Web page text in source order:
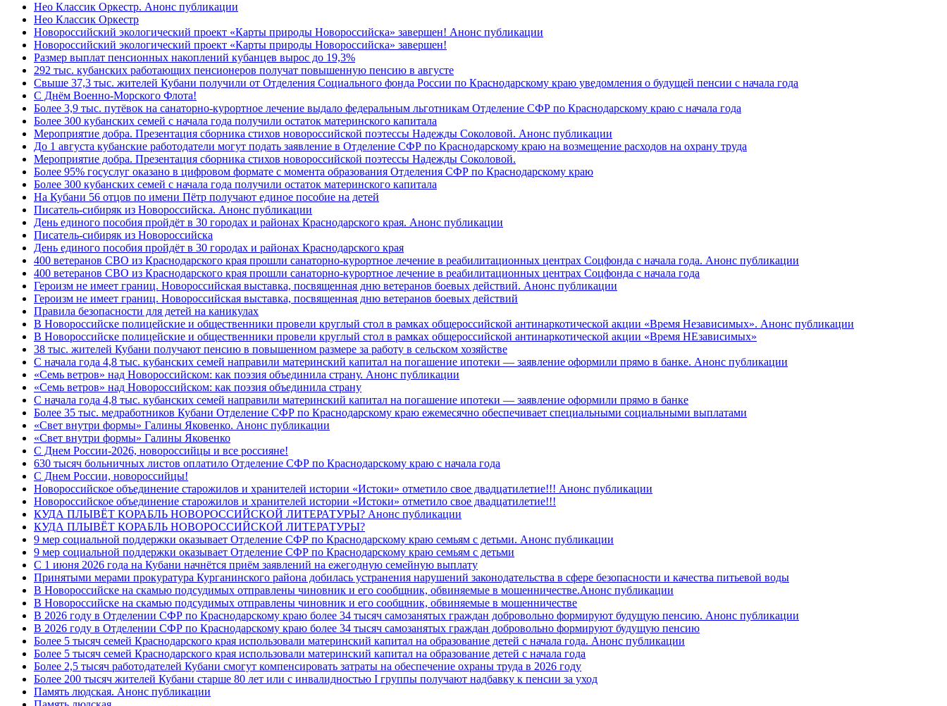
Нео Классик Оркестр. Анонс публикации
Нео Классик Оркестр
Новороссийский экологический проект «Карты природы Новороссийска» завершен! Анонс публикации
Новороссийский экологический проект «Карты природы Новороссийска» завершен!
Размер выплат пенсионных накоплений кубанцев вырос до 19,3%
292 тыс. кубанских работающих пенсионеров получат повышенную пенсию в августе
Свыше 37,3 тыс. жителей Кубани получили от Отделения Социального фонда России по Краснодарскому краю уведомления о будущей пенсии с начала года
C Днём Военно-Морского Флота!
Более 3,9 тыс. путёвок на санаторно-курортное лечение выдало федеральным льготникам Отделение СФР по Краснодарскому краю с начала года
Более 300 кубанских семей с начала года получили остаток материнского капитала
Мероприятие добра. Презентация сборника стихов новороссийской поэтессы Надежды Соколовой. Анонс публикации
До 1 августа кубанские работодатели могут подать заявление в Отделение СФР по Краснодарскому краю на возмещение расходов на охрану труда
Мероприятие добра. Презентация сборника стихов новороссийской поэтессы Надежды Соколовой.
Более 95% госуслуг оказано в цифровом формате с момента образования Отделения СФР по Краснодарскому краю
Более 300 кубанских семей с начала года получили остаток материнского капитала
На Кубани 56 отцов по имени Пётр получают единое пособие на детей
Писатель-сибиряк из Новороссийска. Анонс публикации
День единого пособия пройдёт в 30 городах и районах Краснодарского края. Анонс публикации
Писатель-сибиряк из Новороссийска
День единого пособия пройдёт в 30 городах и районах Краснодарского края
400 ветеранов СВО из Краснодарского края прошли санаторно-курортное лечение в реабилитационных центрах Соцфонда с начала года. Анонс публикации
400 ветеранов СВО из Краснодарского края прошли санаторно-курортное лечение в реабилитационных центрах Соцфонда с начала года
Героизм не имеет границ. Новороссийская выставка, посвященная дню ветеранов боевых действий. Анонс публикации
Героизм не имеет границ. Новороссийская выставка, посвященная дню ветеранов боевых действий
Правила безопасности для детей на каникулах
В Новороссийске полицейские и общественники провели круглый стол в рамках общероссийской антинаркотической акции «Время Независимых». Анонс публикации
В Новороссийске полицейские и общественники провели круглый стол в рамках общероссийской антинаркотической акции «Время НЕзависимых»
38 тыс. жителей Кубани получают пенсию в повышенном размере за работу в сельском хозяйстве
С начала года 4,8 тыс. кубанских семей направили материнский капитал на погашение ипотеки — заявление оформили прямо в банке. Анонс публикации
«Семь ветров» над Новороссийском: как поэзия объединила страну. Анонс публикации
«Семь ветров» над Новороссийском: как поэзия объединила страну
С начала года 4,8 тыс. кубанских семей направили материнский капитал на погашение ипотеки — заявление оформили прямо в банке
Более 35 тыс. медработников Кубани Отделение СФР по Краснодарскому краю ежемесячно обеспечивает специальными социальными выплатами
«Свет внутри формы» Галины Яковенко. Анонс публикации
«Свет внутри формы» Галины Яковенко
C Днем России-2026, новороссийцы и все россияне!
630 тысяч больничных листов оплатило Отделение СФР по Краснодарскому краю с начала года
C Днем России, новороссийцы!
Новороссийское объединение старожилов и хранителей истории «Истоки» отметило свое двадцатилетие!!! Анонс публикации
Новороссийское объединение старожилов и хранителей истории «Истоки» отметило свое двадцатилетие!!!
КУДА ПЛЫВЁТ КОРАБЛЬ НОВОРОССИЙСКОЙ ЛИТЕРАТУРЫ? Анонс публикации
КУДА ПЛЫВЁТ КОРАБЛЬ НОВОРОССИЙСКОЙ ЛИТЕРАТУРЫ?
9 мер социальной поддержки оказывает Отделение СФР по Краснодарскому краю семьям с детьми. Анонс публикации
9 мер социальной поддержки оказывает Отделение СФР по Краснодарскому краю семьям с детьми
С 1 июня 2026 года на Кубани начнётся приём заявлений на ежегодную семейную выплату
Принятыми мерами прокуратура Курганинского района добилась устранения нарушений законодательства в сфере безопасности и качества питьевой воды
В Новороссийске на скамью подсудимых отправлены чиновник и его сообщник, обвиняемые в мошенничестве.Анонс публикации
В Новороссийске на скамью подсудимых отправлены чиновник и его сообщник, обвиняемые в мошенничестве
В 2026 году в Отделении СФР по Краснодарскому краю более 34 тысяч самозанятых граждан добровольно формируют будущую пенсию. Анонс публикации
В 2026 году в Отделении СФР по Краснодарскому краю более 34 тысяч самозанятых граждан добровольно формируют будущую пенсию
Более 5 тысяч семей Краснодарского края использовали материнский капитал на образование детей с начала года. Анонс публикации
Более 5 тысяч семей Краснодарского края использовали материнский капитал на образование детей с начала года
Более 2,5 тысяч работодателей Кубани смогут компенсировать затраты на обеспечение охраны труда в 2026 году
Более 200 тысяч жителей Кубани старше 80 лет или с инвалидностью I группы получают надбавку к пенсии за уход
Память людская. Анонс публикации